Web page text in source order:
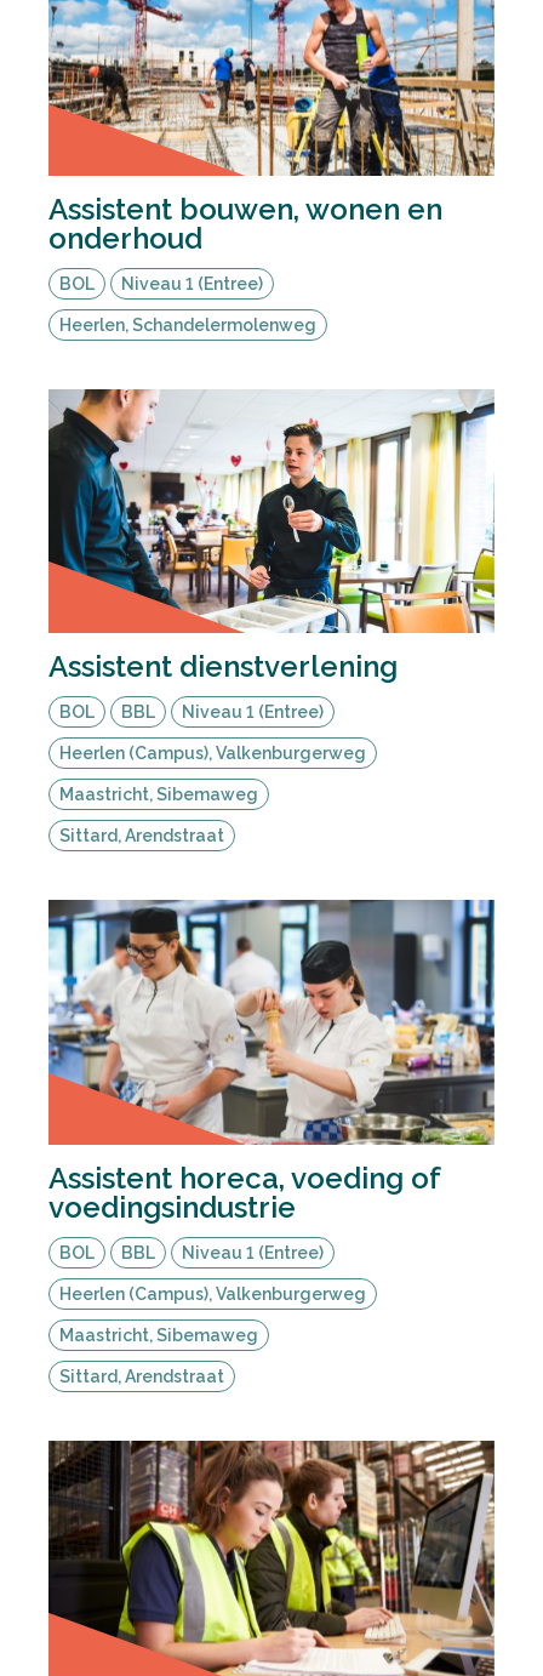
Assistent bouwen, wonen en
onderhoud
BOL Niveau 1 (Entree)
Heerlen, Schandelermolenweg
Assistent dienstverlening
BOL BBL Niveau 1 (Entree)
Heerlen (Campus), Valkenburgerweg
Maastricht, Sibemaweg
Sittard, Arendstraat
Assistent horeca, voeding of
voedingsindustrie
BOL BBL Niveau 1 (Entree)
Heerlen (Campus), Valkenburgerweg
Maastricht, Sibemaweg
Sittard, Arendstraat
Deel via LinkedIn